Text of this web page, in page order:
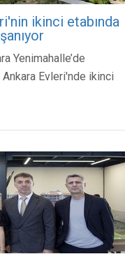
ikinci etabında
Yenimahalle’de
Evleri'nde ikinci